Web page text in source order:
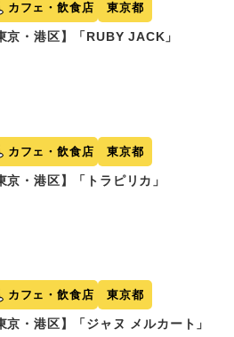
カフェ・飲食店 東京都
京・港区】「RUBY JACK」
カフェ・飲食店 東京都
京・港区】「トラピリカ」
カフェ・飲食店 東京都
京・港区】「ジャヌ メルカート」